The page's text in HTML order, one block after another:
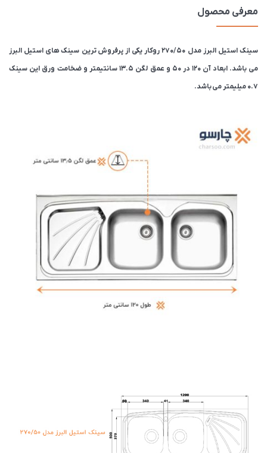
معرفی محصول
سینک استیل البرز مدل 270/50 روکار یکی از پرفروش ترین سینک های استیل البرز
می باشد. ابعاد آن 120 در 50 و عمق لگن 13.5 سانتیمتر و ضخامت ورق این سینک
۰.7 میلیمتر می باشد.